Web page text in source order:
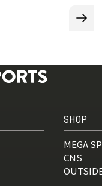
SHOP
MEGA
CNS